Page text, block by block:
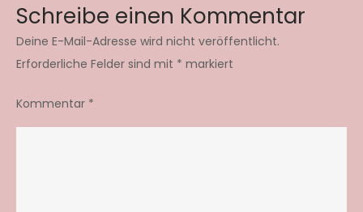
Schreibe einen Kommentar
Deine E-Mail-Adresse wird nicht veröffentlicht.
Erforderliche Felder sind mit * markiert
Kommentar *